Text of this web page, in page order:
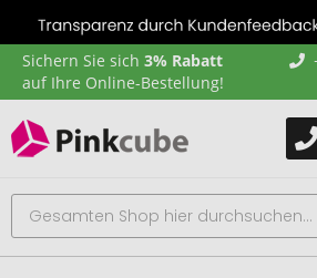
Sichern Sie sich 3% Rabatt
auf Ihre Online-Bestellung!